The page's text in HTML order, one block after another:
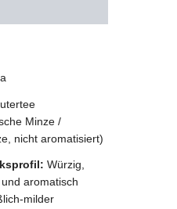
Minze /
nicht aromatisiert)
Würzig,
aromatisch
milder